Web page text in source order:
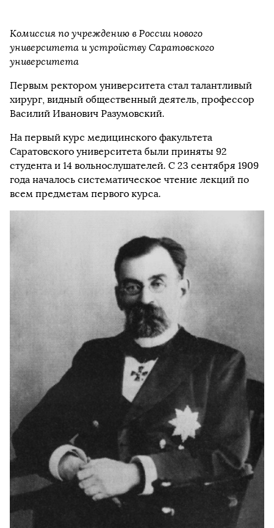
Комиссия по учреждению в России нового
университета и устройству Саратовского
университета
Первым ректором университета стал талантливый
хирург, видный общественный деятель, профессор
Василий Иванович Разумовский.
На первый курс медицинского факультета
Саратовского университета были приняты 92
студента и 14 вольнослушателей. C 23 сентября 1909
года началось систематическое чтение лекций по
всем предметам первого курса.